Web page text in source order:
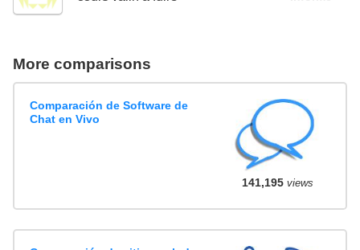
More comparisons
Comparación de Software de
Chat en Vivo
141,195views